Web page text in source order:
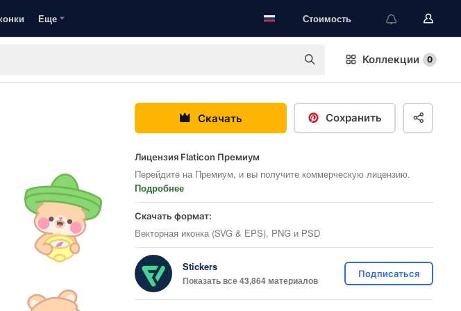
Еще Стоимость
Коллекции 0
Скачать Сохранить
Лицензия Flaticon Премиум
Перейдите на Премиум, и вы получите коммерческую лицензию.
Подробнее
Скачать формат:
Векторная иконка (SVG & EPS), PNG и PSD
Stickers
Показать все 43,864 материалов
Подписаться